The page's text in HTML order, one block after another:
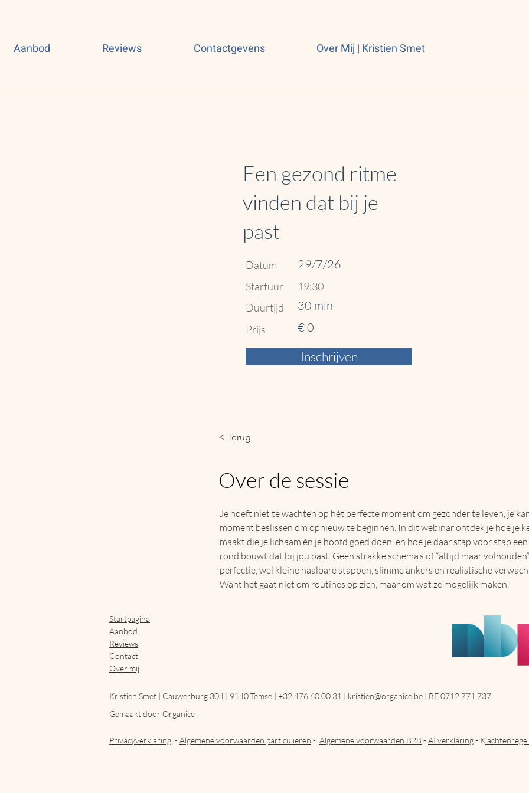
Aanbod Reviews Contactgevens Over Mij | Kristien Smet
Een gezond ritme
vinden dat bij je
past
Datum 29/7/26
19:30
Startuur
Duurtijd
30 min
Prijs € 0
Inschrijven
< Terug
Over de sessie
Je hoeft niet te wachten op hét perfecte moment om gezonder te leven, je
moment beslissen om opnieuw te beginnen. In dit webinar ontdek je hoe je
maakt die je lichaam én je hoofd goed doen, en hoe je daar stap voor stap
rond bouwt dat bij jou past. Geen strakke schema’s of “altijd maar
perfectie, wel kleine haalbare stappen, slimme ankers en realistische
Want het gaat niet om routines op zich, maar om wat ze mogelijk maken.
Startpagina
Aanbod
Reviews
Contact
Over mij
Kristien Smet | Cauwerburg 304 | 9140 Temse | +32 476 60 00 31 | kristien@organice.be | BE 0712.771.737
Gemaakt door Organice
Privacyverklaring - Algemene voorwaarden particulieren - Algemene voorwaarden B2B - AI verklaring- K